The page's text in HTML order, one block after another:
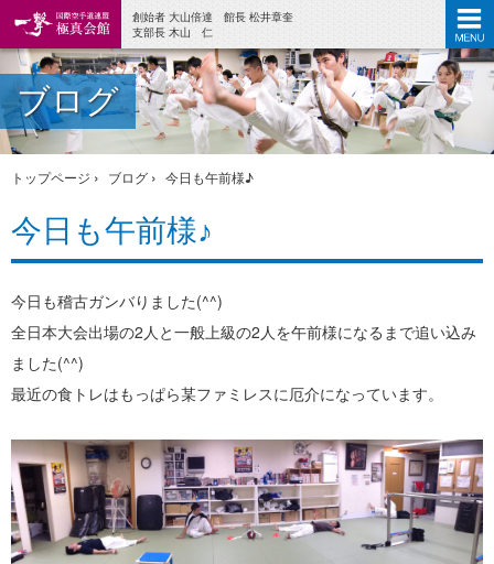
創始者 大山倍達 館長 松井章奎
支部長 木山 仁
ブログ
トップページ ブログ 今日も午前様♪
今日も午前様♪
今日も稽古ガンバりました(^^)
全日本大会出場の2人と一般上級の2人を午前様になるまで追い込み
ました(^^)
最近の食トレはもっぱら某ファミレスに厄介になっています。